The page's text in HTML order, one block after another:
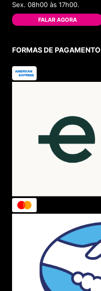
Sex. 08h00 às 17h00.
FALAR AGORA
FORMAS DE PAGAMENTO